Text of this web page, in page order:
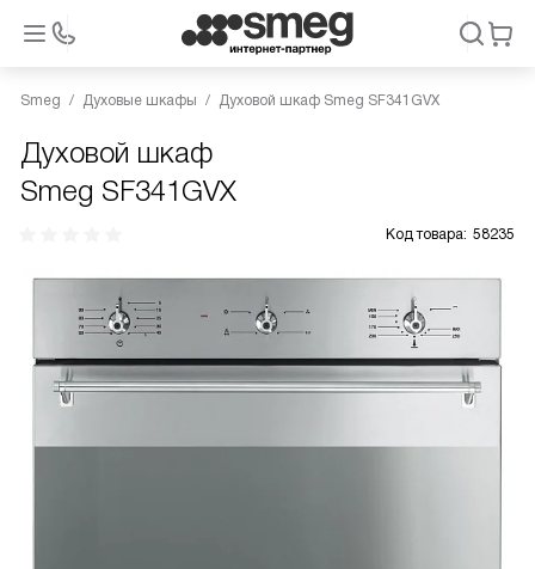
Smeg Духовые шкафы Духовой шкаф Smeg SF341GVX
Духовой шкаф
Smeg SF341GVX
Код товара: 58235